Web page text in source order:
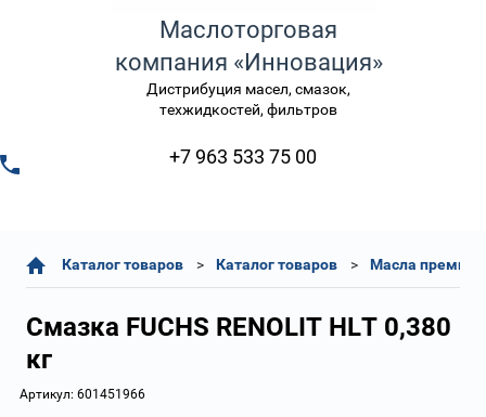
Маслоторговая
компания «Инновация»
Дистрибуция масел, смазок,
техжидкостей, фильтров
+7 963 533 75 00
Каталог товаров Каталог товаров Масла премиум
Смазка FUCHS RENOLIT HLT 0,380
кг
Артикул: 601451966